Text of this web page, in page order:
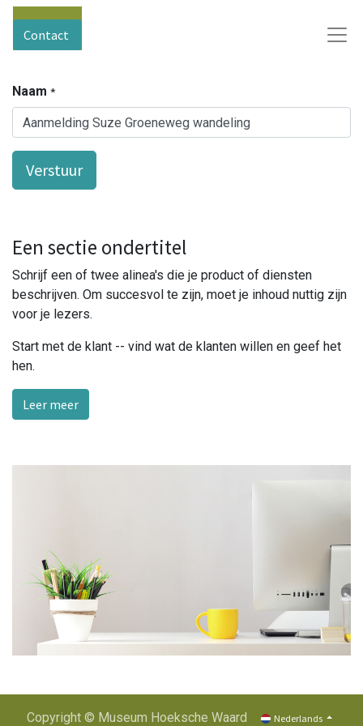
Contact
Naam *
Verstuur
Een sectie ondertitel
Schrijf een of twee alinea's die je product of diensten
beschrijven. Om succesvol te zijn, moet je inhoud nuttig zijn
voor je lezers.
Start met de klant -- vind wat de klanten willen en geef het
hen.
Leer meer
Copyright © Museum Hoeksche Waard Nederlands